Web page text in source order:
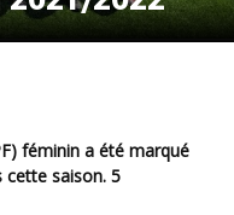
cette saison. 5